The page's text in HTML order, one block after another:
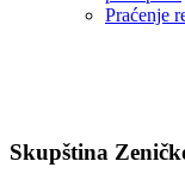
Praćenje
Skupština